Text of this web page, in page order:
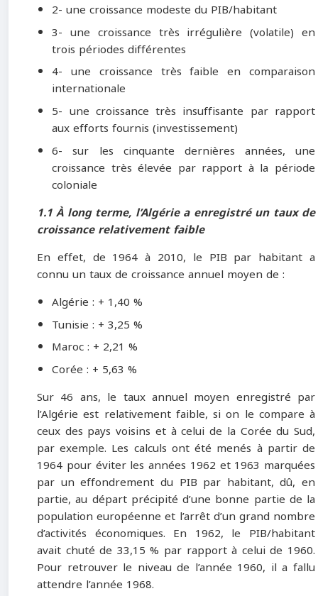
2- une croissance modeste du PIB/habitant
3- une croissance très irrégulière (volatile) en
trois périodes différentes
4- une croissance très faible en comparaison
internationale
5- une croissance très insuffisante par rapport
aux efforts fournis (investissement)
6- sur les cinquante dernières années, une
croissance très élevée par rapport à la période
coloniale
1.1 À long terme, l’Algérie a enregistré un taux de
croissance relativement faible
En effet, de 1964 à 2010, le PIB par habitant a
connu un taux de croissance annuel moyen de :
Algérie : + 1,40 %
Tunisie : + 3,25 %
Maroc : + 2,21 %
Corée : + 5,63 %
Sur 46 ans, le taux annuel moyen enregistré par
l’Algérie est relativement faible, si on le compare à
ceux des pays voisins et à celui de la Corée du Sud,
par exemple. Les calculs ont été menés à partir de
1964 pour éviter les années 1962 et 1963 marquées
par un effondrement du PIB par habitant, dû, en
partie, au départ précipité d’une bonne partie de la
population européenne et l’arrêt d’un grand nombre
d’activités économiques. En 1962, le PIB/habitant
avait chuté de 33,15 % par rapport à celui de 1960.
Pour retrouver le niveau de l’année 1960, il a fallu
attendre l’année 1968.